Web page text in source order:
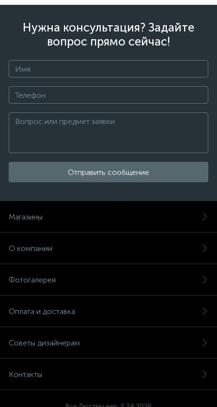
Нужна консультация? Задайте
вопрос прямо сейчас!
Отправить сообщение
Магазины
О компании
Фотогалерея
Оплата и доставка
Советы дизайнерам
Контакты